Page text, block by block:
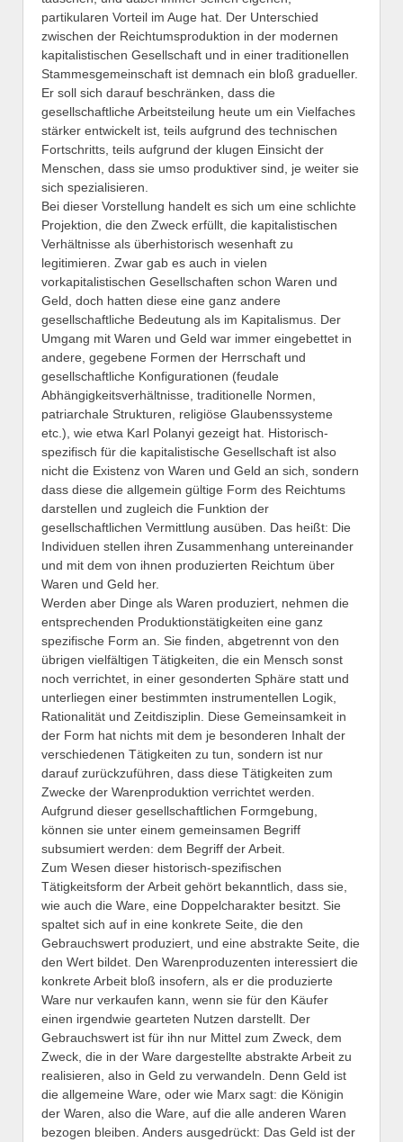
partikularen Vorteil im Auge hat. Der Unterschied
zwischen der Reichtumsproduktion in der modernen
kapitalistischen Gesellschaft und in einer traditionellen
Stammesgemeinschaft ist demnach ein bloß gradueller.
Er soll sich darauf beschränken, dass die
gesellschaftliche Arbeitsteilung heute um ein Vielfaches
stärker entwickelt ist, teils aufgrund des technischen
Fortschritts, teils aufgrund der klugen Einsicht der
Menschen, dass sie umso produktiver sind, je weiter sie
sich spezialisieren.
Bei dieser Vorstellung handelt es sich um eine schlichte
Projektion, die den Zweck erfüllt, die kapitalistischen
Verhältnisse als überhistorisch wesenhaft zu
legitimieren. Zwar gab es auch in vielen
vorkapitalistischen Gesellschaften schon Waren und
Geld, doch hatten diese eine ganz andere
gesellschaftliche Bedeutung als im Kapitalismus. Der
Umgang mit Waren und Geld war immer eingebettet in
andere, gegebene Formen der Herrschaft und
gesellschaftliche Konfigurationen (feudale
Abhängigkeitsverhältnisse, traditionelle Normen,
patriarchale Strukturen, religiöse Glaubenssysteme
etc.), wie etwa Karl Polanyi gezeigt hat. Historisch-
spezifisch für die kapitalistische Gesellschaft ist also
nicht die Existenz von Waren und Geld an sich, sondern
dass diese die allgemein gültige Form des Reichtums
darstellen und zugleich die Funktion der
gesellschaftlichen Vermittlung ausüben. Das heißt: Die
Individuen stellen ihren Zusammenhang untereinander
und mit dem von ihnen produzierten Reichtum über
Waren und Geld her.
Werden aber Dinge als Waren produziert, nehmen die
entsprechenden Produktionstätigkeiten eine ganz
spezifische Form an. Sie finden, abgetrennt von den
übrigen vielfältigen Tätigkeiten, die ein Mensch sonst
noch verrichtet, in einer gesonderten Sphäre statt und
unterliegen einer bestimmten instrumentellen Logik,
Rationalität und Zeitdisziplin. Diese Gemeinsamkeit in
der Form hat nichts mit dem je besonderen Inhalt der
verschiedenen Tätigkeiten zu tun, sondern ist nur
darauf zurückzuführen, dass diese Tätigkeiten zum
Zwecke der Warenproduktion verrichtet werden.
Aufgrund dieser gesellschaftlichen Formgebung,
können sie unter einem gemeinsamen Begriff
subsumiert werden: dem Begriff der Arbeit.
Zum Wesen dieser historisch-spezifischen
Tätigkeitsform der Arbeit gehört bekanntlich, dass sie,
wie auch die Ware, eine Doppelcharakter besitzt. Sie
spaltet sich auf in eine konkrete Seite, die den
Gebrauchswert produziert, und eine abstrakte Seite, die
den Wert bildet. Den Warenproduzenten interessiert die
konkrete Arbeit bloß insofern, als er die produzierte
Ware nur verkaufen kann, wenn sie für den Käufer
einen irgendwie gearteten Nutzen darstellt. Der
Gebrauchswert ist für ihn nur Mittel zum Zweck, dem
Zweck, die in der Ware dargestellte abstrakte Arbeit zu
realisieren, also in Geld zu verwandeln. Denn Geld ist
die allgemeine Ware, oder wie Marx sagt: die Königin
der Waren, also die Ware, auf die alle anderen Waren
bezogen bleiben. Anders ausgedrückt: Das Geld ist der